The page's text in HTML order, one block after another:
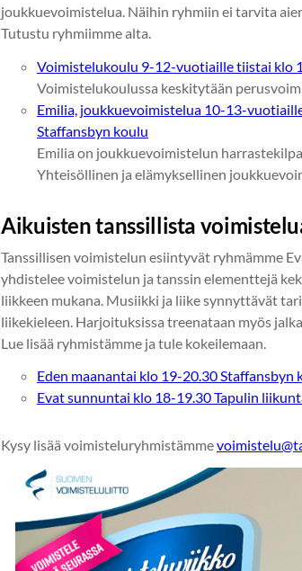
joukkuevoimistelua. Näihin ryhmiin ei tarvita
Tutustu ryhmiimme alta.
Voimistelukoulu 9-12-vuotiaille tiistai klo
Voimistelukoulussa keskitytään
Emilia, joukkuevoimistelua 10-13-
Staffansbyn koulu
Emilia on joukkuevoimistelun
Yhteisöllinen ja elämyksellinen
Aikuisten tanssillista
Tanssillisen voimistelun esiintyvät ryhmämme
yhdistelee voimistelun ja tanssin elementtejä
liikkeen mukana. Musiikki ja liike synnyttävät
liikekieleen. Harjoituksissa treenataan myös
Lue lisää ryhmistämme ja tule kokeilemaan.
Eden maanantai klo 19-20.30 Staffansbyn
Evat sunnuntai klo 18-19.30 Tapulin
Kysy lisää voimisteluryhmistämme